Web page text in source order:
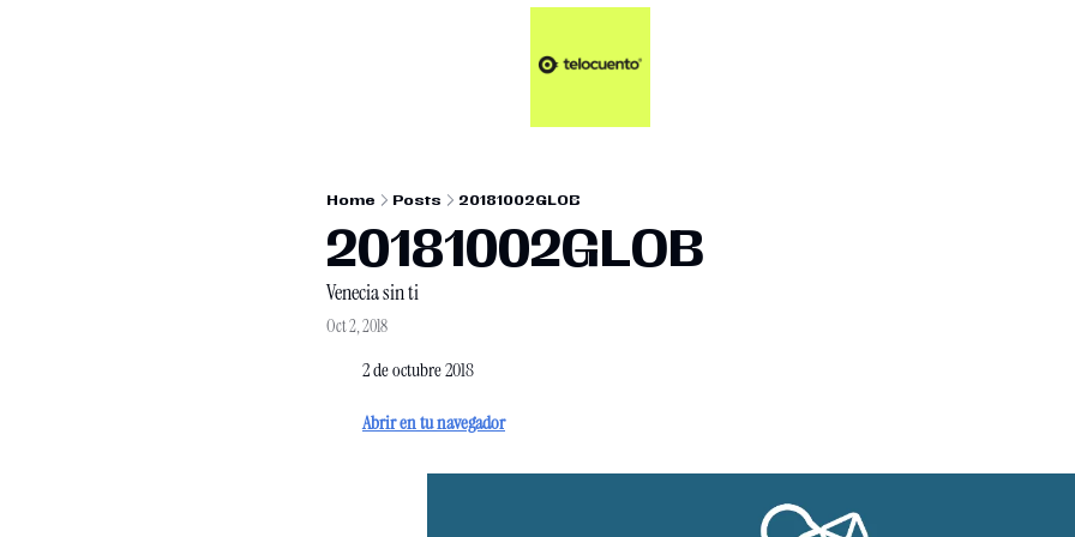
Home Posts 20181002GLOB
20181002GLOB
Venecia sin ti
Oct 2, 2018
2 de octubre 2018
Abrir en tu navegador